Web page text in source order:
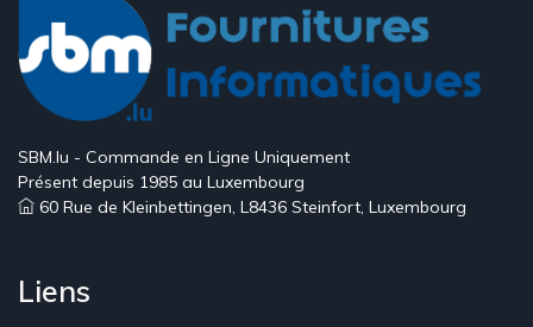
SBM.lu - Commande en Ligne Uniquement
Présent depuis 1985 au Luxembourg
60 Rue de Kleinbettingen, L8436 Steinfort, Luxembourg
Liens